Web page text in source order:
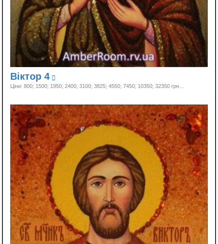
Віктор 4
Ціни: 800; 1500; 1950; 2400; 3100; 3825; 4550; 7450; 10350; 32350 грн…